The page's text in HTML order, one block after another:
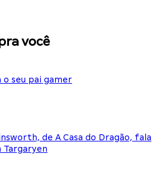
você
seu pai gamer
de A Casa do Dragão, fala
Targaryen